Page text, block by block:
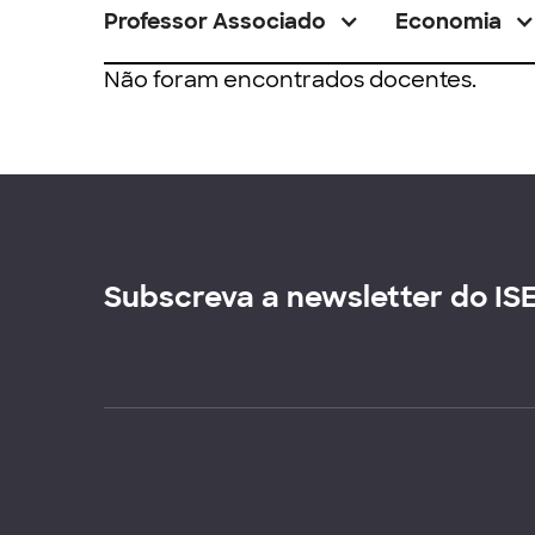
Professor Associado Economia
Não foram encontrados docentes.
Subscreva a newsletter do